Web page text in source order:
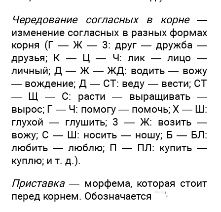
Чередование согласных в корне —
изменение согласных в разных формах
корня (Г — Ж — 3: друг — дружба —
друзья; К — Ц — Ч: лик — лицо —
личный; Д — Ж — ЖД: водить — вожу
— вождение; Д — СТ: веду — вести; СТ
— Щ — С: расти — выращивать —
вырос; Г — Ч: помогу — помочь; X — Ш:
глухой — глушить; 3 — Ж: возить —
вожу; С — Ш: носить — ношу; Б — БЛ:
любить — люблю; П — ПЛ: купить —
куплю; и т. д.).
Приставка — морфема, которая стоит
перед корнем. Обозначается